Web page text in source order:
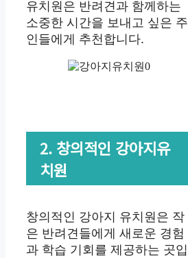
유치원은 반려견과 함께하는
소중한 시간을 보내고 싶은 주
인들에게 추천합니다.
2. 창의적인 강아지유
치원
창의적인 강아지 유치원은 작
은 반려견들에게 새로운 경험
과 학습 기회를 제공하는 곳입